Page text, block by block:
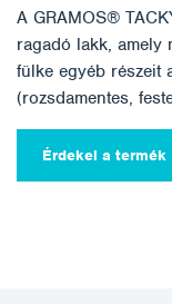
A GRAMOS®
ragadó lakk, amely
fülke egyéb részeit
(rozsdamentes,
Érdekel a termék